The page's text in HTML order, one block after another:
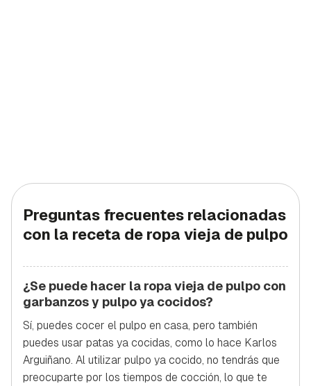
Preguntas frecuentes relacionadas
con la receta de ropa vieja de pulpo
¿Se puede hacer la ropa vieja de pulpo con
garbanzos y pulpo ya cocidos?
Sí, puedes cocer el pulpo en casa, pero también
puedes usar patas ya cocidas, como lo hace Karlos
Arguiñano. Al utilizar pulpo ya cocido, no tendrás que
preocuparte por los tiempos de cocción, lo que te